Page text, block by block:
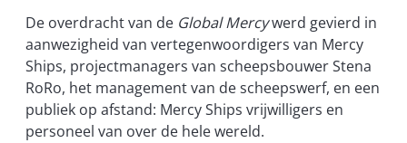
De overdracht van de Global Mercywerd gevierd in
aanwezigheid van vertegenwoordigers van Mercy
Ships, projectmanagers van scheepsbouwer Stena
RoRo, het management van de scheepswerf, en een
publiek op afstand: Mercy Ships vrijwilligers en
personeel van over de hele wereld.